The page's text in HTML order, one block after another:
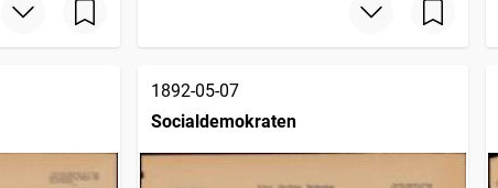
1892-05-07
Socialdemokraten